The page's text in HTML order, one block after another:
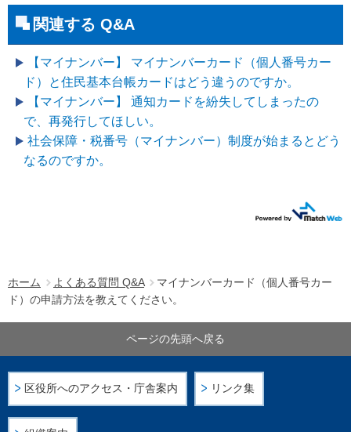
ホーム よくある質問 Q&A
マイナンバーカード（個人番号カー
ド）の申請方法を教えてください。
関連する Q&A
【マイナンバー】 マイナンバーカード（個人番号カー
ド）と住民基本台帳カードはどう違うのですか。
【マイナンバー】 通知カードを紛失してしまったの
で、再発行してほしい。
社会保障・税番号（マイナンバー）制度が始まるとどう
なるのですか。
区役所へのアクセス・庁舎案内 リンク集
ページの先頭へ戻る